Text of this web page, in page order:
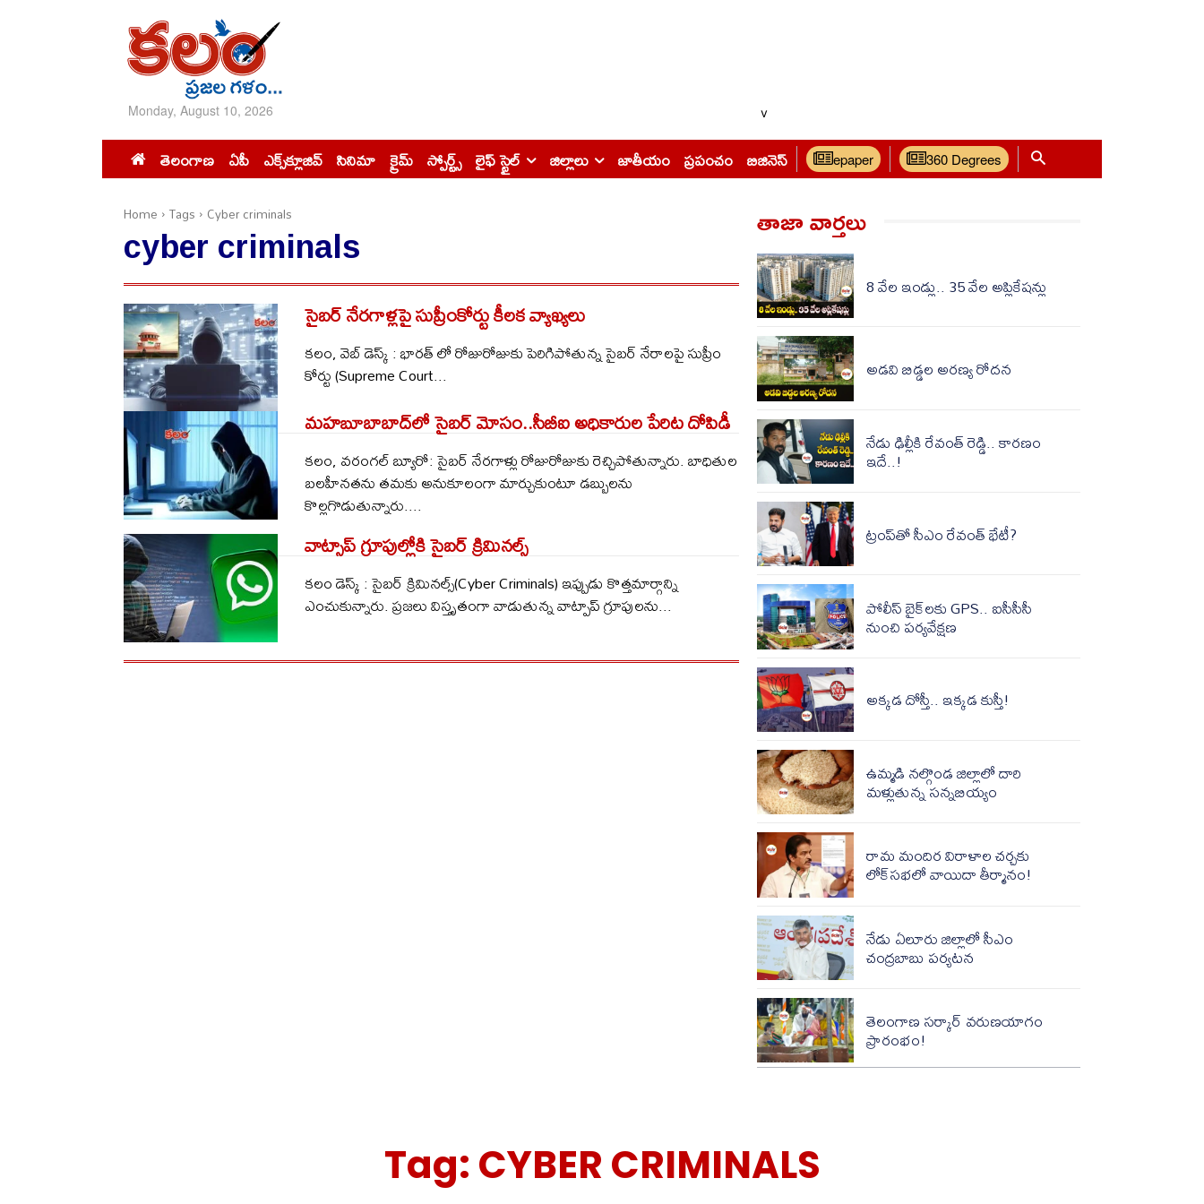
Monday, August 10, 2026 v
తెలంగాణ ఏపీ ఎక్స్‌క్లూజివ్‌ సినిమా క్రైమ్ స్పోర్ట్స్ లైఫ్ స్టైల్ జిల్లాలు జాతీయం ప్రపంచం బిజినెస్ epaper 360 Degrees
Home Tags Cyber criminals
cyber criminals
సైబర్ నేరగాళ్లపై సుప్రీంకోర్టు కీలక వ్యాఖ్యలు
కలం, వెబ్ డెస్క్ : భారత్ లో రోజురోజుకు పెరిగిపోతున్న సైబర్ నేరాలపై సుప్రీం
కోర్టు (Supreme Court...
మహబూబాబాద్‌లో సైబర్ మోసం..సీబీఐ అధికారుల పేరిట దోపిడీ
కలం, వరంగల్ బ్యూరో: సైబర్ నేరగాళ్లు రోజురోజుకు రెచ్చిపోతున్నారు. బాధితుల
బలహీనతను తమకు అనుకూలంగా మార్చుకుంటూ డబ్బులను
కొల్లగొడుతున్నారు....
వాట్సాప్‌ గ్రూపుల్లోకి సైబర్ క్రిమినల్స్
కలం డెస్క్ : సైబర్ క్రిమినల్స్(Cyber Criminals) ఇప్పుడు కొత్తమార్గాన్ని
ఎంచుకున్నారు. ప్రజలు విస్తృతంగా వాడుతున్న వాట్పాప్ గ్రూపులను...
తాజా వార్త‌లు
8 వేల ఇండ్లు.. 35 వేల అప్లికేషన్లు
అడవి బిడ్డల అరణ్య రోదన
నేడు ఢిల్లీకి రేవంత్‌ రెడ్డి.. కారణం
ఇదే..!
ట్రంప్‌తో సీఎం రేవంత్ భేటీ?
పోలీస్ బైక్‌లకు GPS.. ఐసీసీసీ
నుంచి పర్యవేక్షణ
అక్కడ దోస్తీ.. ఇక్కడ కుస్తీ!
ఉమ్మడి నల్గొండ జిల్లాలో దారి
మళ్లుతున్న సన్నబియ్యం
రామ మందిర విరాళాల చ‌ర్చ‌కు
లోక్‌స‌భ‌లో వాయిదా తీర్మానం!
నేడు ఏలూరు జిల్లాలో సీఎం
చంద్రబాబు పర్యటన
తెలంగాణ స‌ర్కార్ వ‌రుణ‌యాగం
ప్రారంభం!
Tag: CYBER CRIMINALS